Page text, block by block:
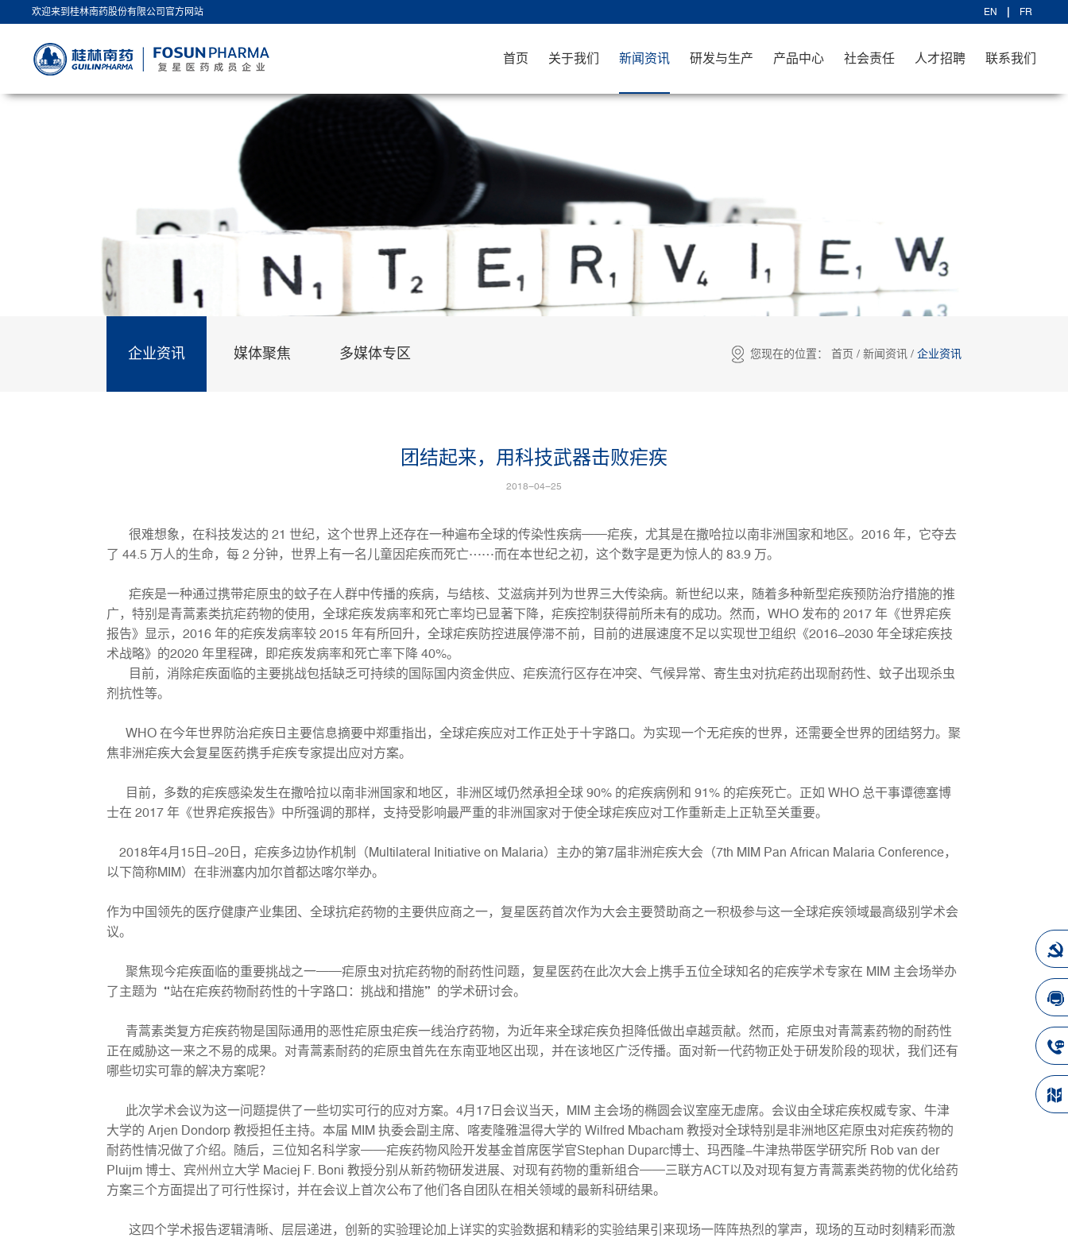
欢迎来到桂林南药股份有限公司官方网站 EN FR
首页 关于我们 新闻资讯 研发与生产 产品中心 社会责任 人才招聘 联系我们
企业资讯 媒体聚焦 多媒体专区 您现在的位置： 首页 / 新闻资讯 / 企业资讯
团结起来，用科技武器击败疟疾
2018-04-25
很难想象，在科技发达的 21 世纪，这个世界上还存在一种遍布全球的传染性疾病——疟疾，尤其是在撒哈拉以南非洲国家和地区。2016 年，它夺去
了 44.5 万人的生命，每 2 分钟，世界上有一名儿童因疟疾而死亡……而在本世纪之初，这个数字是更为惊人的 83.9 万。
疟疾是一种通过携带疟原虫的蚊子在人群中传播的疾病，与结核、艾滋病并列为世界三大传染病。新世纪以来，随着多种新型疟疾预防治疗措施的推
广，特别是青蒿素类抗疟药物的使用，全球疟疾发病率和死亡率均已显著下降，疟疾控制获得前所未有的成功。然而，WHO 发布的 2017 年《世界疟疾
报告》显示，2016 年的疟疾发病率较 2015 年有所回升，全球疟疾防控进展停滞不前，目前的进展速度不足以实现世卫组织《2016-2030 年全球疟疾技
术战略》的2020 年里程碑，即疟疾发病率和死亡率下降 40%。
目前，消除疟疾面临的主要挑战包括缺乏可持续的国际国内资金供应、疟疾流行区存在冲突、气候异常、寄生虫对抗疟药出现耐药性、蚊子出现杀虫
剂抗性等。
WHO 在今年世界防治疟疾日主要信息摘要中郑重指出，全球疟疾应对工作正处于十字路口。为实现一个无疟疾的世界，还需要全世界的团结努力。聚
焦非洲疟疾大会复星医药携手疟疾专家提出应对方案。
目前，多数的疟疾感染发生在撒哈拉以南非洲国家和地区，非洲区域仍然承担全球 90% 的疟疾病例和 91% 的疟疾死亡。正如 WHO 总干事谭德塞博
士在 2017 年《世界疟疾报告》中所强调的那样，支持受影响最严重的非洲国家对于使全球疟疾应对工作重新走上正轨至关重要。
2018年4月15日-20日，疟疾多边协作机制（Multilateral Initiative on Malaria）主办的第7届非洲疟疾大会（7th MIM Pan African Malaria Conference，
以下简称MIM）在非洲塞内加尔首都达喀尔举办。
作为中国领先的医疗健康产业集团、全球抗疟药物的主要供应商之一，复星医药首次作为大会主要赞助商之一积极参与这一全球疟疾领域最高级别学术会
议。
聚焦现今疟疾面临的重要挑战之一——疟原虫对抗疟药物的耐药性问题，复星医药在此次大会上携手五位全球知名的疟疾学术专家在 MIM 主会场举办
了主题为“站在疟疾药物耐药性的十字路口：挑战和措施”的学术研讨会。
青蒿素类复方疟疾药物是国际通用的恶性疟原虫疟疾一线治疗药物，为近年来全球疟疾负担降低做出卓越贡献。然而，疟原虫对青蒿素药物的耐药性
正在威胁这一来之不易的成果。对青蒿素耐药的疟原虫首先在东南亚地区出现，并在该地区广泛传播。面对新一代药物正处于研发阶段的现状，我们还有
哪些切实可靠的解决方案呢？
此次学术会议为这一问题提供了一些切实可行的应对方案。4月17日会议当天，MIM 主会场的椭圆会议室座无虚席。会议由全球疟疾权威专家、牛津
大学的 Arjen Dondorp 教授担任主持。本届 MIM 执委会副主席、喀麦隆雅温得大学的 Wilfred Mbacham 教授对全球特别是非洲地区疟原虫对疟疾药物的
耐药性情况做了介绍。随后，三位知名科学家——疟疾药物风险开发基金首席医学官Stephan Duparc博士、玛西隆-牛津热带医学研究所 Rob van der
Pluijm 博士、宾州州立大学 Maciej F. Boni 教授分别从新药物研发进展、对现有药物的重新组合——三联方ACT以及对现有复方青蒿素类药物的优化给药
方案三个方面提出了可行性探讨，并在会议上首次公布了他们各自团队在相关领域的最新科研结果。
这四个学术报告逻辑清晰、层层递进，创新的实验理论加上详实的实验数据和精彩的实验结果引来现场一阵阵热烈的掌声，现场的互动时刻精彩而激